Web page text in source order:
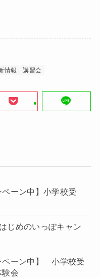
情報 講習会
ペーン中】小学校受
じめのいっぽキャン
ペーン中】 小学校受
会